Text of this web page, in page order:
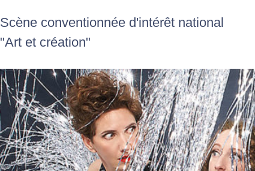
Scène conventionnée d'intérêt national
"Art et création"